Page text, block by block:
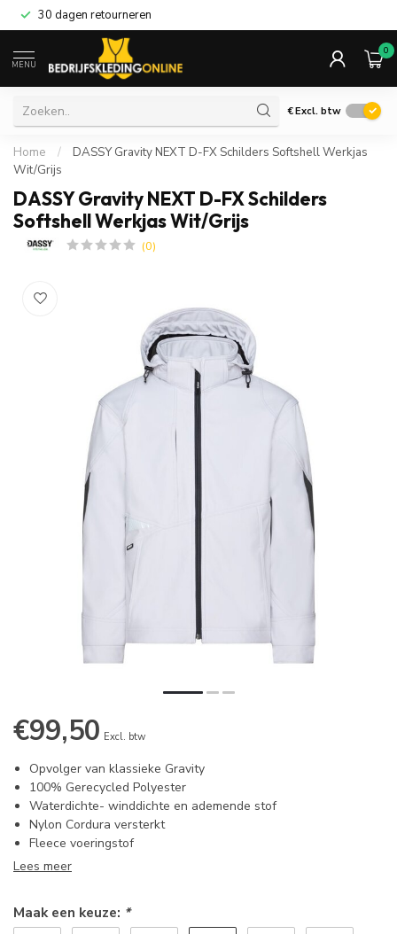
30 dagen retourneren
MENU
0
€Excl. btw
Home /
DASSY Gravity NEXT D-FX Schilders Softshell Werkjas
Wit/Grijs
DASSY Gravity NEXT D-FX Schilders
Softshell Werkjas Wit/Grijs
(0)
€99,50 Excl. btw
Opvolger van klassieke Gravity
100% Gerecycled Polyester
Waterdichte- winddichte en ademende stof
Nylon Cordura versterkt
Fleece voeringstof
Lees meer
Maak een keuze: *